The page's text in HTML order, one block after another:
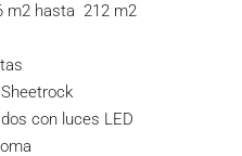
m2 hasta 212 m2
con luces LED